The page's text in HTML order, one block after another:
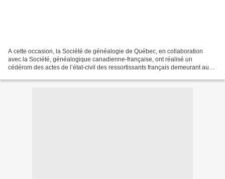
A cette occasion, la Société de généalogie de Québec, en collaboration
avec la Société, généalogique canadienne-française, ont réalisé un
cédérom des actes de l’état-civil des ressortissants français demeurant au